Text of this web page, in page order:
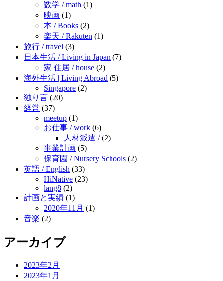
数学 / math (1)
映画 (1)
本 / Books (2)
楽天 / Rakuten (1)
旅行 / travel (3)
日本生活 / Living in Japan (7)
家 住居 / house (2)
海外生活 | Living Abroad (5)
Singapore (2)
独り言 (20)
経営 (37)
meetup (1)
お仕事 / work (6)
人材派遣 /(2)
事業計画 (5)
保育園 / Nursery Schools (2)
英語 / English (33)
HiNative (23)
lang8 (2)
計画と実績 (1)
2020年11月 (1)
音楽 (2)
アーカイブ
2023年2月
2023年1月